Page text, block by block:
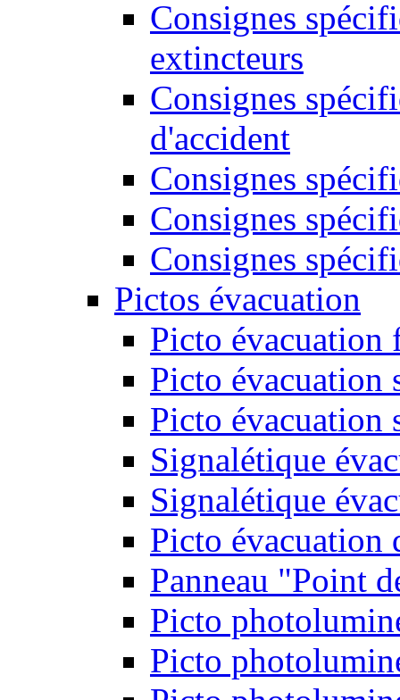
Consignes
extincteurs
Consignes
d'accident
Consignes
Consignes
Consignes
Pictos évacuation
Picto évacuation
Picto évacuation
Picto évacuation
Signalétique
Signalétique
Picto évacuation
Panneau "Point
Picto
Picto